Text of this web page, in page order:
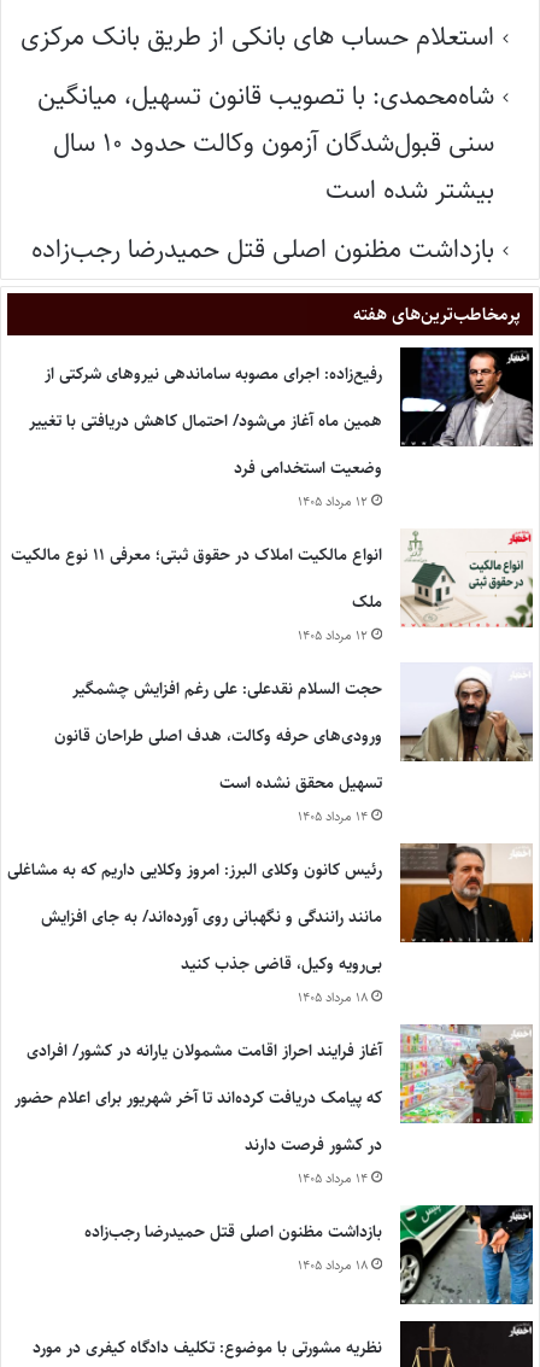
استعلام حساب های بانکی از طریق بانک مرکزی
شاه‌محمدی: با تصویب قانون تسهیل، میانگین
سنی قبول‌شدگان آزمون وکالت حدود ۱۰ سال
بیشتر شده است
بازداشت مظنون اصلی قتل حمیدرضا رجب‌زاده
پر‌مخاطب‌ترین‌های هفته
رفیع‌زاده: اجرای مصوبه ساماندهی نیروهای شرکتی از
همین ماه آغاز می‌شود/ احتمال کاهش دریافتی با تغییر
وضعیت استخدامی فرد
۱۲ مرداد ۱۴۰۵
انواع مالکیت املاک در حقوق ثبتی؛ معرفی ۱۱ نوع مالکیت
ملک
۱۲ مرداد ۱۴۰۵
حجت السلام نقدعلی: علی رغم افزایش چشمگیر
ورودی‌های حرفه وکالت، هدف اصلی طراحان قانون
تسهیل محقق نشده است
۱۴ مرداد ۱۴۰۵
رئیس کانون وکلای البرز: امروز وکلایی داریم که به مشاغلی
مانند رانندگی و نگهبانی روی آورده‌اند/ به جای افزایش
بی‌رویه وکیل، قاضی جذب کنید
۱۸ مرداد ۱۴۰۵
آغاز فرایند احراز اقامت مشمولان یارانه در کشور/ افرادی
که پیامک دریافت کرده‌اند تا آخر شهریور برای اعلام حضور
در کشور فرصت دارند
۱۴ مرداد ۱۴۰۵
بازداشت مظنون اصلی قتل حمیدرضا رجب‌زاده
۱۸ مرداد ۱۴۰۵
نظریه مشورتی با موضوع: تکلیف دادگاه کیفری در مورد